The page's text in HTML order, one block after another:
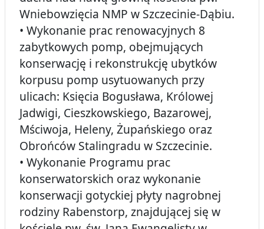
Wniebowzięcia NMP w Szczecinie-Dąbiu.
• Wykonanie prac renowacyjnych 8
zabytkowych pomp, obejmujących
konserwację i rekonstrukcję ubytków
korpusu pomp usytuowanych przy
ulicach: Księcia Bogusława, Królowej
Jadwigi, Cieszkowskiego, Bazarowej,
Mściwoja, Heleny, Żupańskiego oraz
Obrońców Stalingradu w Szczecinie.
• Wykonanie Programu prac
konserwatorskich oraz wykonanie
konserwacji gotyckiej płyty nagrobnej
rodziny Rabenstorp, znajdującej się w